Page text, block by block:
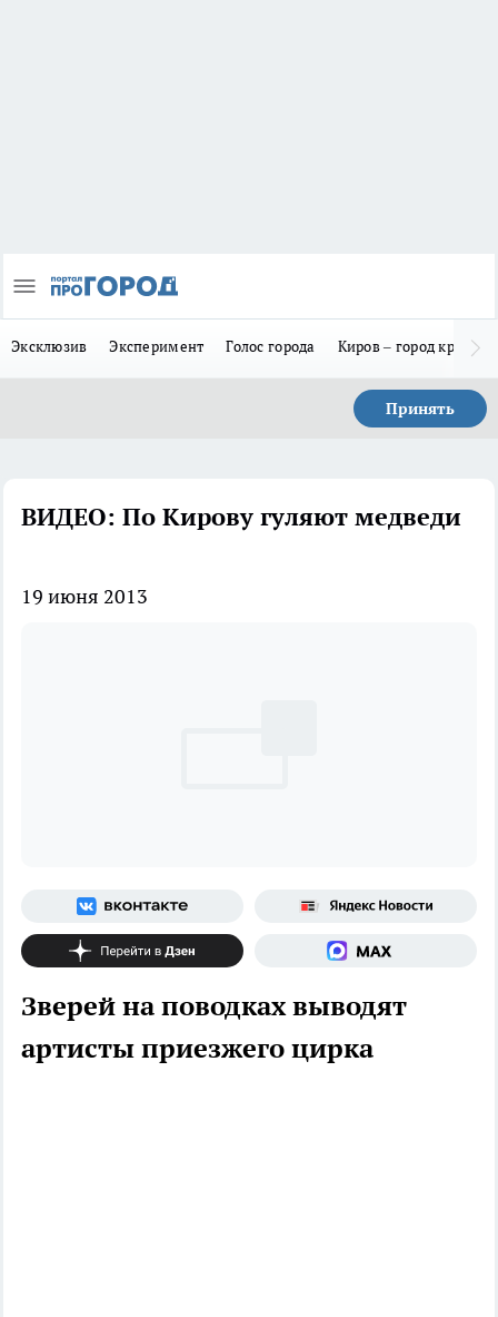
Эксклюзив Эксперимент Голос города Киров – город
Принять
ВИДЕО: По Кирову гуляют медведи
19 июня 2013
Зверей на поводках выводят
артисты приезжего цирка